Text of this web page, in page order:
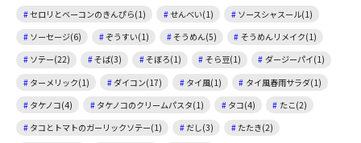
セロリとベーコンのきんぴら(1) せんべい(1)
ソースシャスール(1)
ソーセージ(6)
ぞうすい(1) そうめん(5)
そうめんリメイク(1)
ソテー(22)
そば(3) そぼろ(1) そら豆(1)
ダージーパイ(1)
ターメリック(1)
ダイコン(17) タイ風(1)
タイ風春雨サラダ(1)
タケノコ(4)
タケノコのクリームパスタ(1) タコ(4)
たこ(2)
タコとトマトのガーリックソテー(1)
だし(3)
たたき(2)